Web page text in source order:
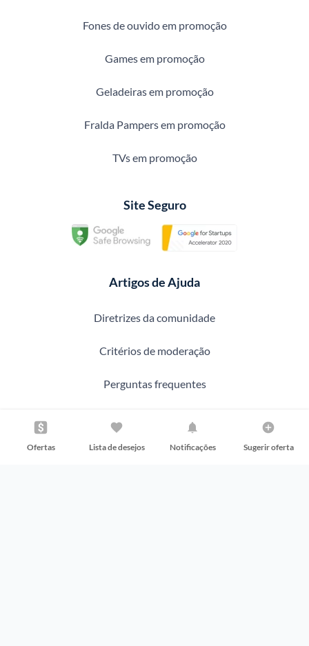
Ofertas Lista de desejos Notificações Sugerir oferta
Fones de ouvido em promoção
Games em promoção
Geladeiras em promoção
Fralda Pampers em promoção
TVs em promoção
Site Seguro
Artigos de Ajuda
Diretrizes da comunidade
Critérios de moderação
Perguntas frequentes